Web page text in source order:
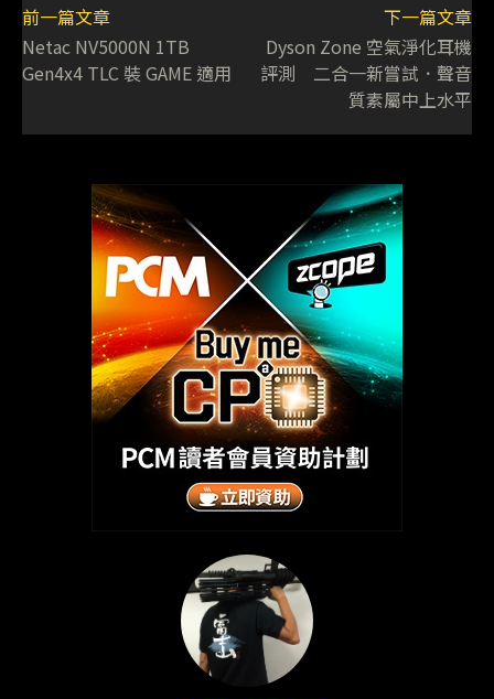
前一篇文章
Netac NV5000N 1TB
Gen4x4 TLC 裝 GAME 適用
下一篇文章
Dyson Zone 空氣淨化耳機
評測 二合一新嘗試．聲音
質素屬中上水平